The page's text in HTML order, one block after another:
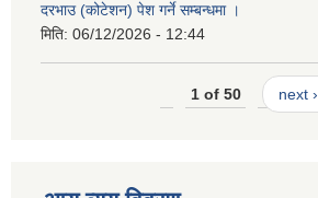
दरभाउ (कोटेशन) पेश गर्ने सम्बन्धमा ।
मिति: 06/12/2026 - 12:44
1 of 50 next ›